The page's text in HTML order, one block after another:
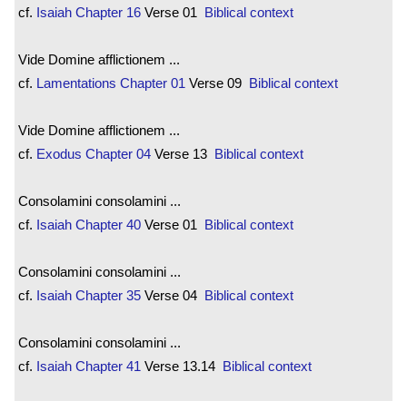
cf. Isaiah Chapter 16 Verse 01 Biblical context
Vide Domine afflictionem ...
cf. Lamentations Chapter 01 Verse 09 Biblical context
Vide Domine afflictionem ...
cf. Exodus Chapter 04 Verse 13 Biblical context
Consolamini consolamini ...
cf. Isaiah Chapter 40 Verse 01 Biblical context
Consolamini consolamini ...
cf. Isaiah Chapter 35 Verse 04 Biblical context
Consolamini consolamini ...
cf. Isaiah Chapter 41 Verse 13.14 Biblical context